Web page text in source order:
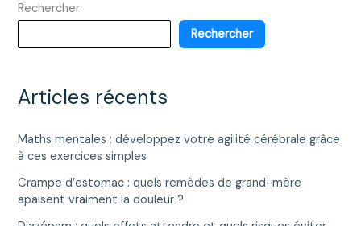
Rechercher
Rechercher
Articles récents
Maths mentales : développez votre agilité cérébrale grâce
à ces exercices simples
Crampe d’estomac : quels remèdes de grand-mère
apaisent vraiment la douleur ?